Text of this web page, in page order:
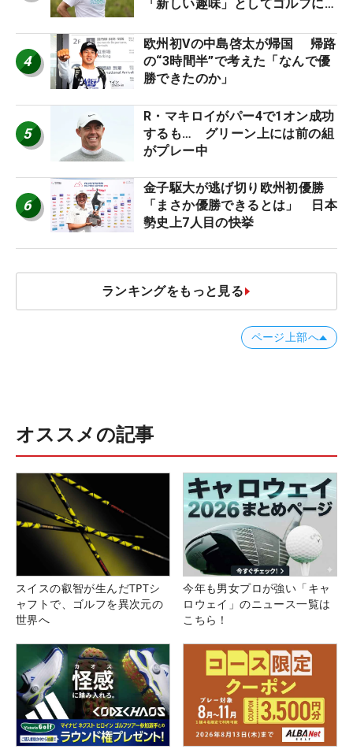
「新しい趣味」としてゴルフに挑
4
欧州初Vの中島啓太が帰国 帰路
の“3時間半”で考えた「なんで優
勝できたのか」
5
R・マキロイがパー4で1オン成功
するも… グリーン上には前の組
がプレー中
6
金子駆大が逃げ切り欧州初優勝
「まさか優勝できるとは」 日本
勢史上7人目の快挙
ランキングをもっと見る
ページ上部へ
オススメの記事
スイスの叡智が生んだTPTシ
ャフトで、ゴルフを異次元の
世界へ
今年も男女プロが強い「キャ
ロウェイ」のニュース一覧は
こちら！